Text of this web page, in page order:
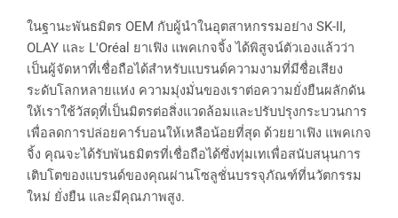
ในฐานะพันธมิตร OEM กับผู้นำในอุตสาหกรรมอย่าง SK-II,
OLAY และ L'Oréal ยาเฟิง แพคเกจจิ้ง ได้พิสูจน์ตัวเองแล้วว่า
เป็นผู้จัดหาที่เชื่อถือได้สำหรับแบรนด์ความงามที่มีชื่อเสียง
ระดับโลกหลายแห่ง ความมุ่งมั่นของเราต่อความยั่งยืนผลักดัน
ให้เราใช้วัสดุที่เป็นมิตรต่อสิ่งแวดล้อมและปรับปรุงกระบวนการ
เพื่อลดการปล่อยคาร์บอนให้เหลือน้อยที่สุด ด้วยยาเฟิง แพคเกจ
จิ้ง คุณจะได้รับพันธมิตรที่เชื่อถือได้ซึ่งทุ่มเทเพื่อสนับสนุนการ
เติบโตของแบรนด์ของคุณผ่านโซลูชั่นบรรจุภัณฑ์ที่นวัตกรรม
ใหม่ ยั่งยืน และมีคุณภาพสูง.